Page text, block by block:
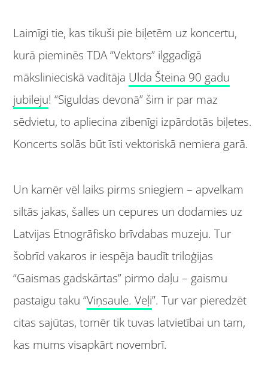
Laimīgi tie, kas tikuši pie biļetēm uz koncertu,
kurā pieminēs TDA “Vektors” ilggadīgā
mākslinieciskā vadītāja Ulda Šteina 90 gadu
jubileju! “Siguldas devonā” šim ir par maz
sēdvietu, to apliecina zibenīgi izpārdotās biļetes.
Koncerts solās būt īsti vektoriskā nemiera garā.
Un kamēr vēl laiks pirms sniegiem – apvelkam
siltās jakas, šalles un cepures un dodamies uz
Latvijas Etnogrāfisko brīvdabas muzeju. Tur
šobrīd vakaros ir iespēja baudīt triloģijas
“Gaismas gadskārtas” pirmo daļu – gaismu
pastaigu taku “Viņsaule. Veļi”. Tur var pieredzēt
citas sajūtas, tomēr tik tuvas latvietībai un tam,
kas mums visapkārt novembrī.